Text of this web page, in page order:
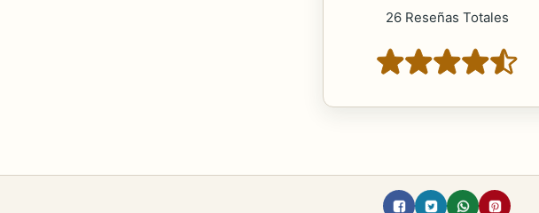
26 Reseñas Totales